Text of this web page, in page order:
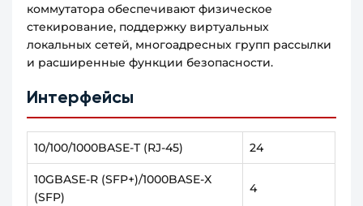
коммутатора обеспечивают физическое
стекирование, поддержку виртуальных
локальных сетей, многоадресных групп рассылки
и расширенные функции безопасности.
Интерфейсы
10/100/1000BASE-T (RJ-45) 24
10GBASE-R (SFP+)/1000BASE-X
(SFP)
4